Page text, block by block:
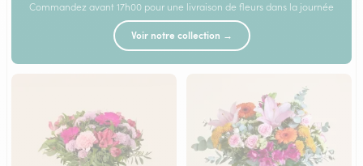
Commandez avant 17h00 pour une livraison de fleurs dans la journée
Voir notre collection →